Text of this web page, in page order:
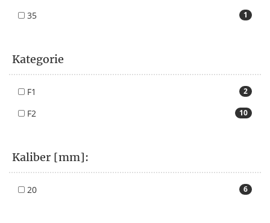
1
35
Kategorie
2
F1
10
F2
Kaliber [mm]:
6
20